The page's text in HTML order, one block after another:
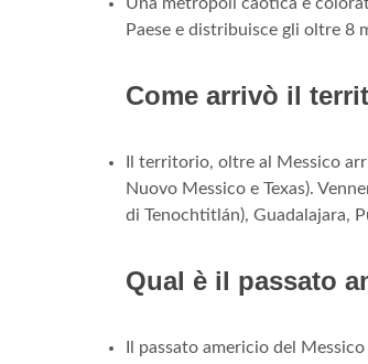
Paese e distribuisce gli oltre 8
Come arrivò il
Il territorio, oltre al Messico
Nuovo Messico e Texas).
di Tenochtitlán), Guadalajara,
Qual è il passato
Il passato americio del